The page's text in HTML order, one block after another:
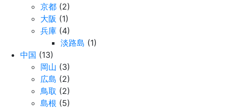
京都 (2)
大阪 (1)
兵庫 (4)
淡路島 (1)
中国 (13)
岡山 (3)
広島 (2)
鳥取 (2)
島根 (5)